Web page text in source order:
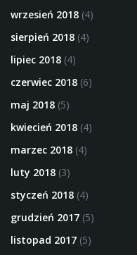
wrzesień 2018 (4)
sierpień 2018 (4)
lipiec 2018 (4)
czerwiec 2018 (6)
maj 2018 (5)
kwiecień 2018 (4)
marzec 2018 (4)
luty 2018 (3)
styczeń 2018 (4)
grudzień 2017 (5)
listopad 2017 (5)